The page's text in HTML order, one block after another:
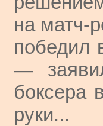
на матч-
победил
—
боксера
руки...